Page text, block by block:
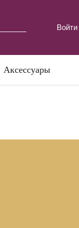
Войти
Аксессуары